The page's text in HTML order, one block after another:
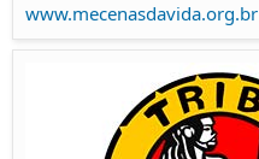
www.mecenasdavida.org.br